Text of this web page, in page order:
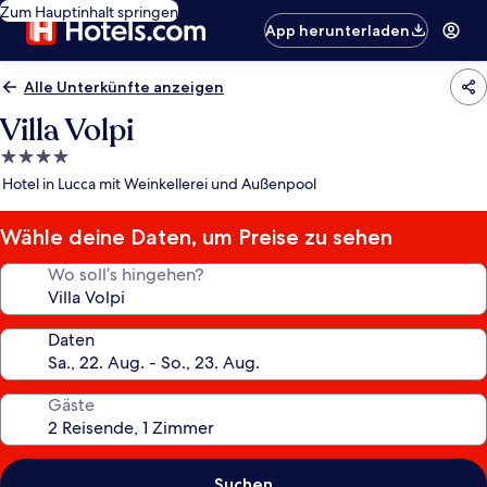
Zum Hauptinhalt springen
App herunterladen
Alle Unterkünfte anzeigen
Villa Volpi
4.0-
Sterne-
Hotel in Lucca mit Weinkellerei und Außenpool
Wähle deine Daten, um Preise zu sehen
Wo soll’s hingehen?
Daten
Gäste